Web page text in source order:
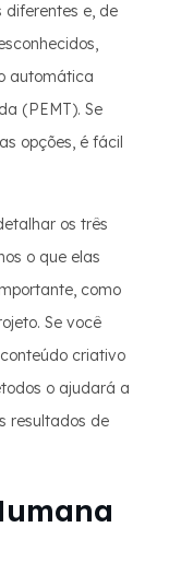
diferentes e, de
automática
(PEMT). Se
opções, é fácil
os três
o que elas
como
Se você
criativo
o ajudará a
resultados de